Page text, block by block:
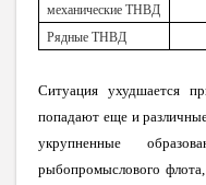
механические ТНВД
Рядные ТНВД
Ситуация ухудшается
попадают еще и
укрупненные
рыбопромыслового